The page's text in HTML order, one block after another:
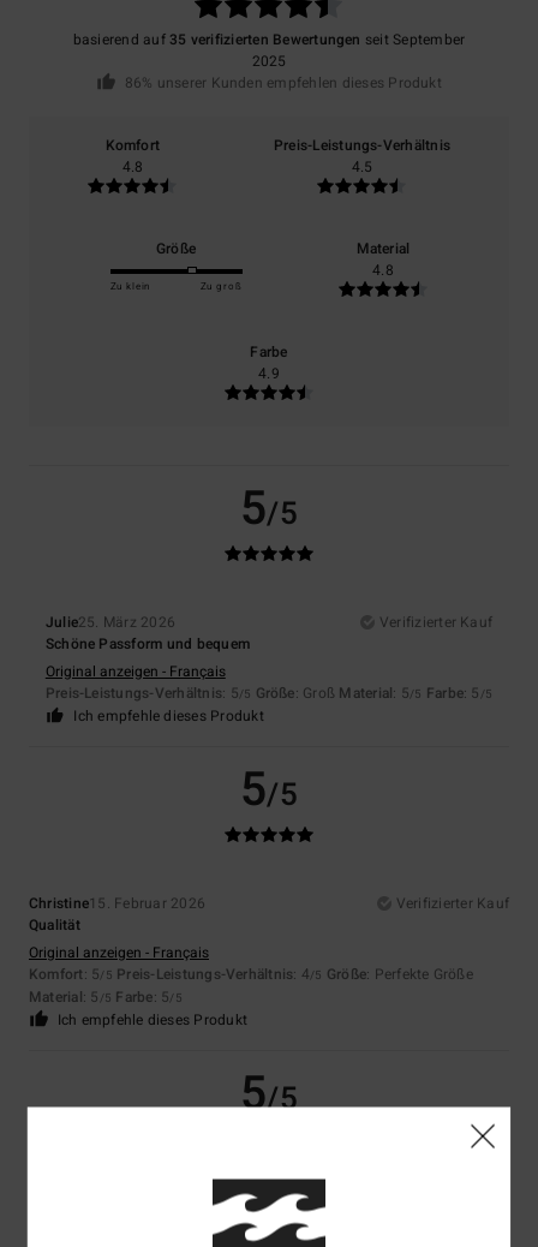
basierend auf 35 verifizierten Bewertungen seit September
2025
86% unserer Kunden empfehlen dieses Produkt
Komfort
4.8
Preis-Leistungs-Verhältnis
4.5
Größe
Zu klein Zu groß
Material
4.8
Farbe
4.9
5/5
Julie25. März 2026
Verifizierter Kauf
Schöne Passform und bequem
Original anzeigen - Français
Preis-Leistungs-Verhältnis: 5/5 Größe: Groß Material: 5/5 Farbe: 5 /5
Ich empfehle dieses Produkt
5/5
Christine15. Februar 2026
Verifizierter Kauf
Qualität
Original anzeigen - Français
Komfort: 5/5 Preis-Leistungs-Verhältnis: 4/5 Größe: Perfekte Größe
Material: 5 /5 Farbe: 5/5
Ich empfehle dieses Produkt
5/5